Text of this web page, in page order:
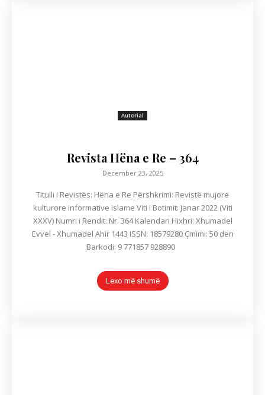
Autorial
Revista Hëna e Re – 364
December 23, 2025
Titulli i Revistës: Hëna e Re Përshkrimi: Revistë mujore
kulturore informative islame Viti i Botimit: Janar 2022 (Viti
XXXV) Numri i Rendit: Nr. 364 Kalendari Hixhri: Xhumadel
Evvel - Xhumadel Ahir 1443 ISSN: 18579280 Çmimi: 50 den
Lexo më shumë